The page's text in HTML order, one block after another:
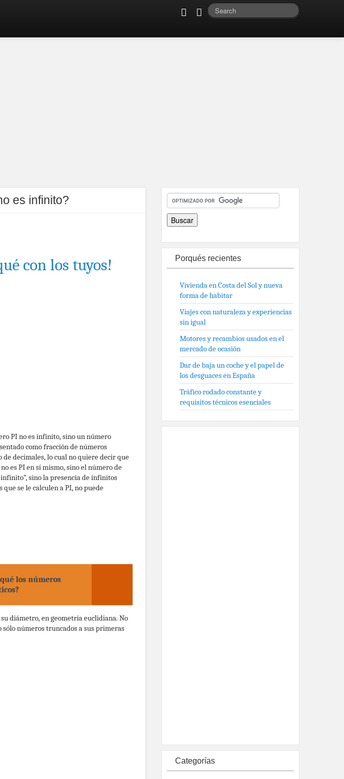
es infinito?
con los tuyos!
PI no es infinito, sino un número
como fracción de números
decimales, lo cual no quiere decir que
es PI en sí mismo, sino el número de
sino la presencia de infinitos
se le calculen a PI, no puede
los números
diámetro, en geometría euclidiana. No
números truncados a sus primeras
Porqués recientes
Vivienda en Costa del Sol y nueva
forma de habitar
Viajes con naturaleza y experiencias
sin igual
Motores y recambios usados en el
mercado de ocasión
Dar de baja un coche y el papel de
los desguaces en España
Tráfico rodado constante y
requisitos técnicos esenciales
Categorías